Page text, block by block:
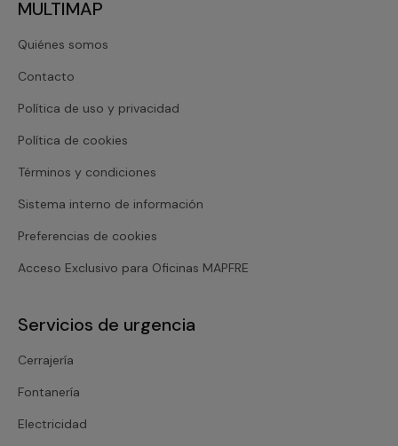
MULTIMAP
Quiénes somos
Contacto
Política de uso y privacidad
Política de cookies
Términos y condiciones
Sistema interno de información
Preferencias de cookies
Acceso Exclusivo para Oficinas MAPFRE
Servicios de urgencia
Cerrajería
Fontanería
Electricidad